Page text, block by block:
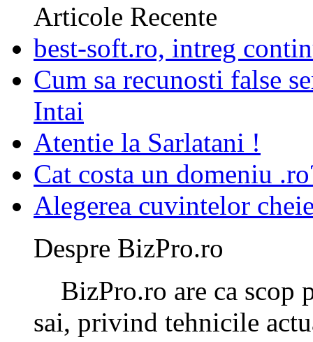
Articole Recente
best-soft.ro, intreg
Cum sa recunosti false
Intai
Atentie la Sarlatani !
Cat costa un domeniu
Alegerea cuvintelor
Despre BizPro.ro
BizPro.ro are ca scop
sai, privind tehnicile